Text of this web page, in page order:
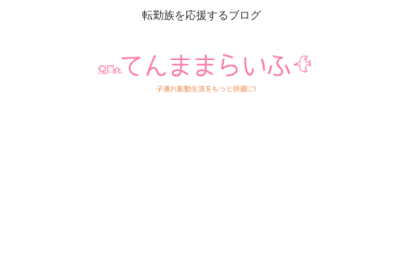
転勤族を応援するブログ